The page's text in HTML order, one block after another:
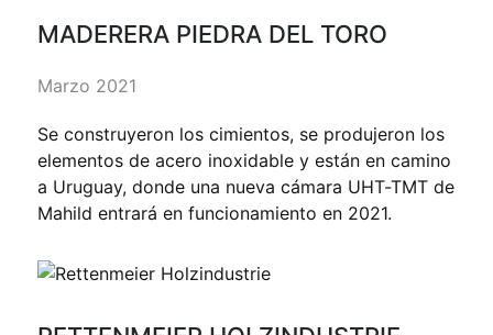
MADERERA PIEDRA DEL TORO
Marzo 2021
Se construyeron los cimientos, se produjeron los
elementos de acero inoxidable y están en camino
a Uruguay, donde una nueva cámara UHT-TMT de
Mahild entrará en funcionamiento en 2021.